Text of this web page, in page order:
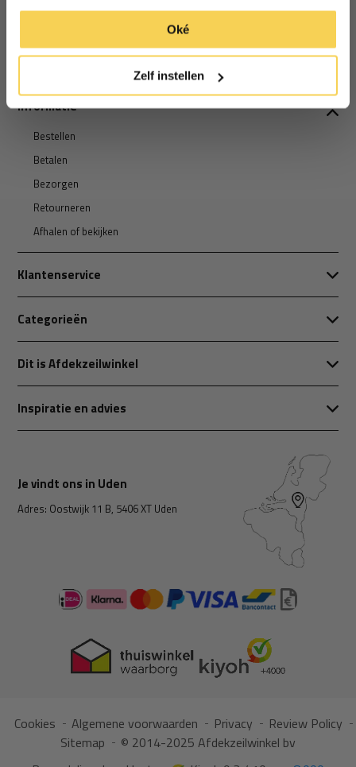
manier. Klik op 'Oké' om alle cookies te accepteren. Of
klik op ‘alleen essentiele’ als je niet akkoord gaat met
cookies.
Oké
Zelf instellen
Informatie
Bestellen
Betalen
Bezorgen
Retourneren
Afhalen of bekijken
Klantenservice
Categorieën
Dit is Afdekzeilwinkel
Inspiratie en advies
Je vindt ons in Uden
Adres: Oostwijk 11 B, 5406 XT Uden
Cookies Algemene voorwaarden Privacy
Review Policy
Sitemap
© 2014-2025 Afdekzeilwinkel bv
*Geldig bij minimale besteding vanaf €75